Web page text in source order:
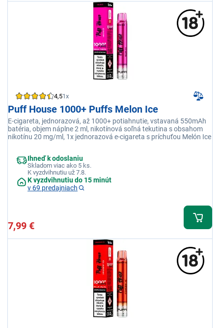
4,51x
Puff House 1000+ Puffs Melon Ice
E-cigareta, jednorazová, až 1000+ potiahnutie, vstavaná 550mAh
batéria, objem náplne 2 ml, nikotínová soľná tekutina s obsahom
nikotínu 20 mg/ml, 1x jednorazová e-cigareta s príchuťou Melón Ice
Ihneď k odoslaniu
Skladom viac ako 5 ks.
K vyzdvihnutiu už 7.8.
K vyzdvihnutiu do 15 minút
v 69 predajniach
7,99 €